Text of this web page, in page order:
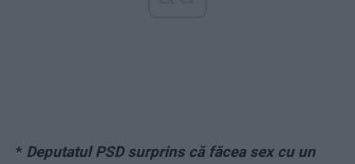
* Deputatul PSD surprins că făcea sex cu un